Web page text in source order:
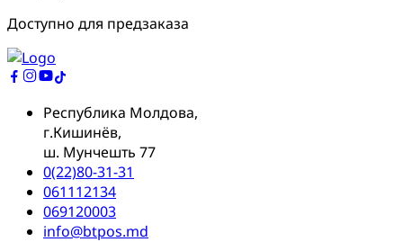
Доступно для предзаказа
Республика Молдова,
г.Кишинёв,
ш. Мунчешть 77
0(22)80-31-31
061112134
069120003
info@btpos.md